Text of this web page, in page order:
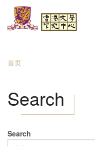
跳转到主要内容
中心简介
当前位置
首页
Search
Search